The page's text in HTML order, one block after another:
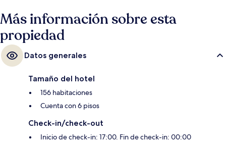
Más información sobre esta
propiedad
Datos generales
Tamaño del hotel
156 habitaciones
Cuenta con 6 pisos
Check-in/check-out
Inicio de check-in: 17:00. Fin de check-in: 00:00